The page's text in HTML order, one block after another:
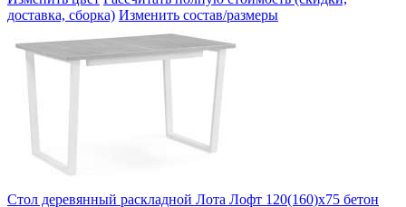
доставка, сборка) Изменить состав/размеры
Стол деревянный раскладной Лота Лофт 120(160)х75 бетон